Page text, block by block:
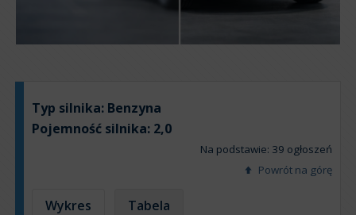
Typ silnika: Benzyna
Pojemność silnika: 2,0
Na podstawie: 39 ogłoszeń
Powrót na górę
Wykres Tabela